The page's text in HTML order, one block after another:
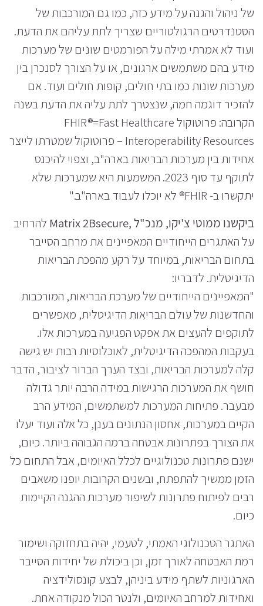
של ניהול והגנה על מידע כזה, כמו גם המורכבות של
הסטנדרטים הרגולטוריים שצריך לתת עליהם את הדעת.
ועוד לא אמרתי מילה על הפורמטים שונים של מערכות
מידע בהם משתמשים ארגונים, או על הצורך לסנכרן בין
מערכות שונות כמו בתי חולים, קופות חולים ועוד. אם
להזכיר דוגמה חמה, שנצטרך לתת עליה את הדעת בשנה
הקרובה: פרוטוקול FHIR®=Fast Healthcare
Interoperability Resources – פרוטוקול שמטרתו לייצר
אחידות בין מערכות הבריאות בארה"ב, וצפוי להיכנס
לתוקף עד סוף 2023. המשמעות היא שמערכות שלא
יתקשרו ב- FHIR® לא יוכלו לעבוד בארה"ב."
ביקשנו ממוטי צ'יקו, מנכ"ל ,Matrix 2Bsecure
להרחיב
על האתגרים הייחודיים המאפיינים את מרחב הסייבר
בתחום הבריאות, במיוחד על רקע מהפכת הבריאות
הדיגיטלית. לדבריו:
"המאפיינים הייחודיים של מערכת הבריאות, המורכבות
והחדשנות של עולם הבריאות הדיגיטלית, מאפשרים
לתוקפים להעצים את אפקט הפגיעה במערכות אלו.
בעקבות המהפכה הדיגיטלית, לאוכלוסיות רבות יש גישה
קלה למערכות הבריאות, ובצד הערך הברור לציבור, הדבר
חושף את המערכות הרגישות במידה הרבה יותר גדולה
מבעבר. פתיחות המערכות למשתמשים, המידע הרב
הקיים במערכות, אחסון הנתונים בענן, כל אלה ועוד יעלו
את הצורך בפתרונות אבטחה ברמה הגבוהה ביותר. כיום,
ישנם פתרונות טכנולוגיים לכלל האיומים, אבל התחום כל
הזמן ממשיך להתפתח, ובשנים הקרובות יופנו משאבים
רבים לפיתוח פתרונות לשיפור מערכות ההגנה הקיימות
כיום.
האתגר הטכנולוגי האמתי, לטעמי, יהיה בתחזוקה ושימור
רמת האבטחה לאורך זמן, וכן ביכולת של יחידות הסייבר
הארגוניות לשתף מידע ביניהן, לבצע קונסולידציה
ואחידות למרחב האיומים, ולנטר הכול מנקודה אחת.